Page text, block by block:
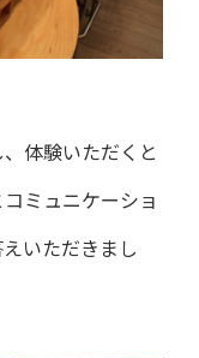
体験いただくと
ミュニケーショ
いただきまし